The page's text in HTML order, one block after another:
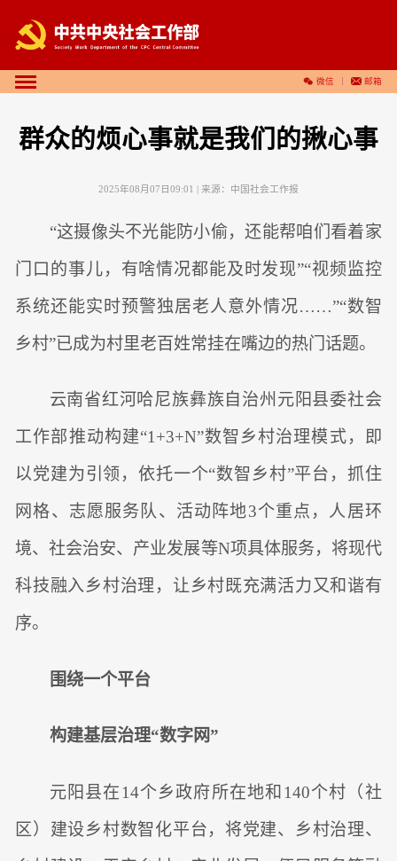
微信 邮箱
群众的烦心事就是我们的揪心事
2025年08月07日09:01 | 来源： 中国社会工作报
“这摄像头不光能防小偷，还能帮咱们看着家
门口的事儿，有啥情况都能及时发现”“视频监控
系统还能实时预警独居老人意外情况……”“数智
乡村”已成为村里老百姓常挂在嘴边的热门话题。
云南省红河哈尼族彝族自治州元阳县委社会
工作部推动构建“1+3+N”数智乡村治理模式，即
以党建为引领，依托一个“数智乡村”平台，抓住
网格、志愿服务队、活动阵地3个重点，人居环
境、社会治安、产业发展等N项具体服务，将现代
科技融入乡村治理，让乡村既充满活力又和谐有
序。
围绕一个平台
构建基层治理“数字网”
元阳县在14个乡政府所在地和140个村（社
区）建设乡村数智化平台，将党建、乡村治理、